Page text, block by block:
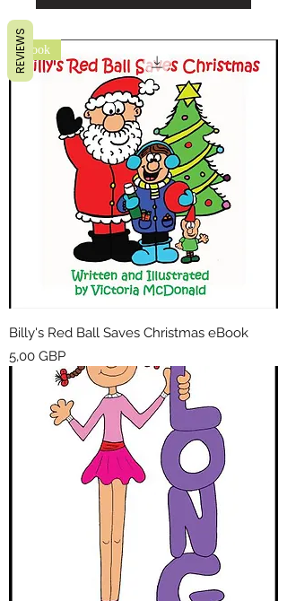
ebook
Billy's Red Ball Saves Christmas eBook
Cena
5,00 GBP
REVIEWS